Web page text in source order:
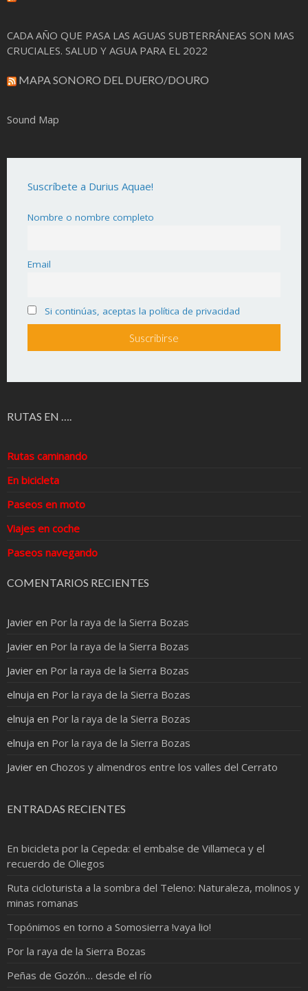
CADA AÑO QUE PASA LAS AGUAS SUBTERRÁNEAS SON MAS
CRUCIALES. SALUD Y AGUA PARA EL 2022
MAPA SONORO DEL DUERO/DOURO
Sound Map
Suscríbete a Durius Aquae!
Nombre o nombre completo
Email
Si continúas, aceptas la política de privacidad
RUTAS EN ….
Rutas caminando
En bicicleta
Paseos en moto
Viajes en coche
Paseos navegando
COMENTARIOS RECIENTES
Javier en Por la raya de la Sierra Bozas
Javier en Por la raya de la Sierra Bozas
Javier en Por la raya de la Sierra Bozas
elnuja en Por la raya de la Sierra Bozas
elnuja en Por la raya de la Sierra Bozas
elnuja en Por la raya de la Sierra Bozas
Javier en Chozos y almendros entre los valles del Cerrato
ENTRADAS RECIENTES
En bicicleta por la Cepeda: el embalse de Villameca y el
recuerdo de Oliegos
Ruta cicloturista a la sombra del Teleno: Naturaleza, molinos y
minas romanas
Topónimos en torno a Somosierra !vaya lio!
Por la raya de la Sierra Bozas
Peñas de Gozón… desde el río